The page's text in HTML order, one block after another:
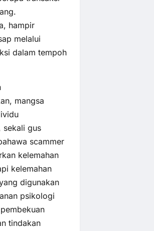
hampir
melalui
dalam tempoh
mangsa
sekali gus
scammer
kelemahan
kelemahan
digunakan
psikologi
tindakan